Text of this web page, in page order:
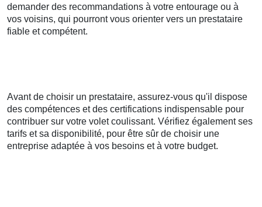
demander des recommandations à votre entourage ou à
vos voisins, qui pourront vous orienter vers un prestataire
fiable et compétent.
Avant de choisir un prestataire, assurez-vous qu'il dispose
des compétences et des certifications indispensable pour
contribuer sur votre volet coulissant. Vérifiez également ses
tarifs et sa disponibilité, pour être sûr de choisir une
entreprise adaptée à vos besoins et à votre budget.